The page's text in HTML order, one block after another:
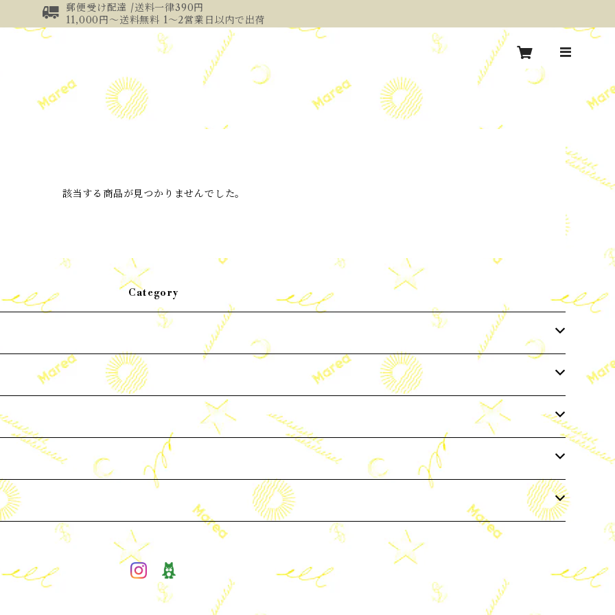
郵便受け配達 /送料一律390円
11,000円～送料無料 1～2営業日以内で出荷
該当する商品が見つかりませんでした。
Category